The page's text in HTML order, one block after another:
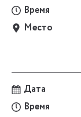
Время
Место
Дата
Время